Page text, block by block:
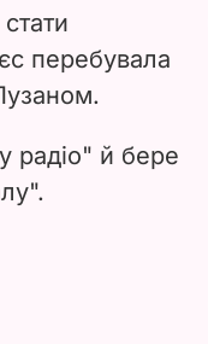
перебувала
радіо" й бере